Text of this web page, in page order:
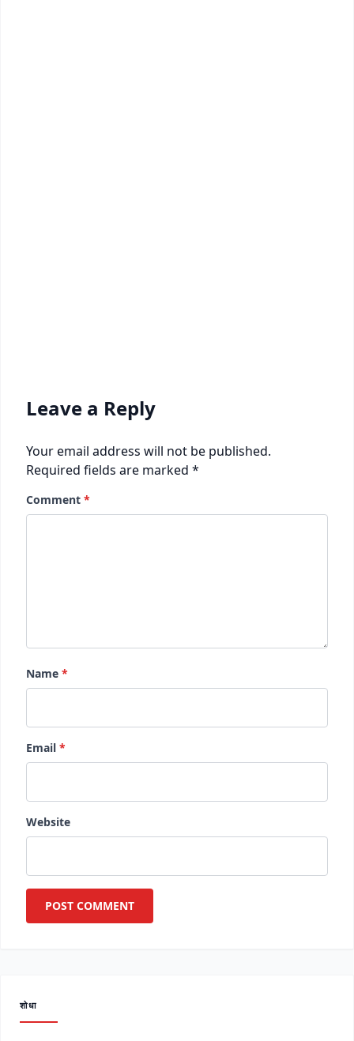
Leave a Reply
Your email address will not be published.
Required fields are marked *
Comment *
Name *
Email *
Website
शोधा